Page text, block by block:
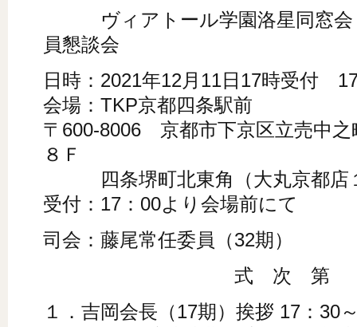
ヴィアトール学園洛星同窓会
員懇談会
日時：2021年12月11日17時受付
会場：TKP京都四条駅前
〒600-8006 京都市下京区立売中
８Ｆ
四条堺町北東角（大丸京都店
受付：17：00より会場前にて
司会：藤尾常任委員（32期）
式 次 第
１．吉岡会長（17期）挨拶 17：30